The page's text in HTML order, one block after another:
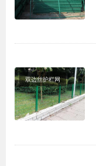
双边丝护栏网